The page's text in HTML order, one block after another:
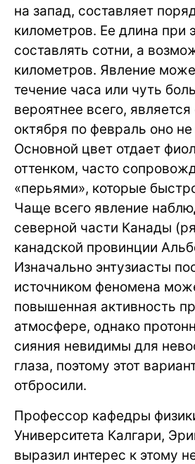
на запад, составляет
километров. Ее длина при
составлять сотни, а
километров. Явление
течение часа или чуть
вероятнее всего,
октября по февраль оно
Основной цвет отдает
оттенком, часто
«перьями», которые
Чаще всего явление
северной части Канады
канадской провинции
Изначально энтузиасты
источником феномена
повышенная активность
атмосфере, однако
сияния невидимы для
глаза, поэтому этот
отбросили.
Профессор кафедры
Университета Калгари,
выразил интерес к этому